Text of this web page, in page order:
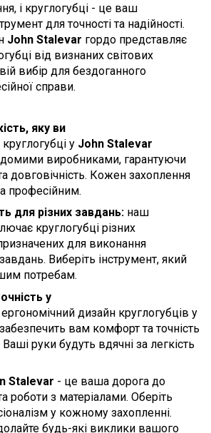
і круглогубці - це ваш
для точності та надійності.
John Stalevar гордо представляє
від визнаних світових
вибір для бездоганного
справи.
яку ви
круглогубці у John Stalevar
виробниками, гарантуючи
довговічність. Кожен захоплення
професійним.
для різних завдань: наш
круглогубці різних
для виконання
Виберіть інструмент, який
потребам.
у
ергономічний дизайн круглогубців у
забезпечить вам комфорт та точність
Ваші руки будуть вдячні за легкість
Stalevar - це ваша дорога до
роботи з матеріалами. Оберіть
у кожному захопленні.
будь-які виклики вашого